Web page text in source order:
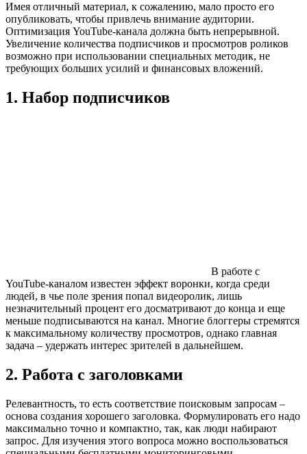
Имея отличный материал, к сожалению, мало просто его
опубликовать, чтобы привлечь внимание аудитории.
Оптимизация YouTube-канала должна быть непрерывной.
Увеличение количества подписчиков и просмотров роликов
возможно при использовании специальных методик, не
требующих больших усилий и финансовых вложений.
1. Набор подписчиков
В работе с
YouTube-каналом известен эффект воронки, когда среди
людей, в чье поле зрения попал видеоролик, лишь
незначительный процент его досматривают до конца и еще
меньше подписываются на канал. Многие блоггеры стремятся
к максимальному количеству просмотров, однако главная
задача – удержать интерес зрителей в дальнейшем.
2. Работа с заголовками
Релевантность, то есть соответствие поисковым запросам –
основа создания хорошего заголовка. Формулировать его надо
максимально точно и компактно, так, как люди набирают
запрос. Для изучения этого вопроса можно воспользоваться